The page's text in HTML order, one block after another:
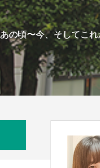
あの頃〜今、そしてこ